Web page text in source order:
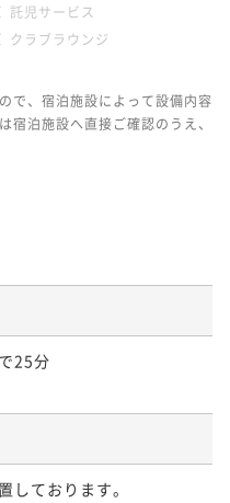
託児サービス
クラブラウンジ
で、宿泊施設によって設備内容
宿泊施設へ直接ご確認のうえ、
25分
しております。